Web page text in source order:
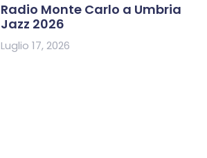
Radio Monte Carlo a Umbria
Jazz 2026
Luglio 17, 2026